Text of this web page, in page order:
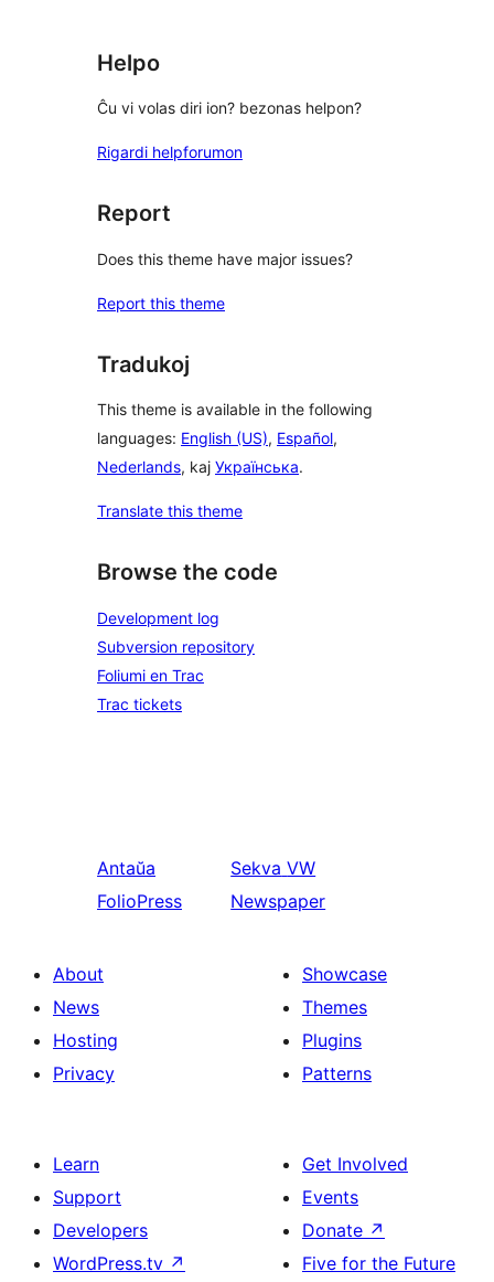
Helpo
Ĉu vi volas diri ion? bezonas helpon?
Rigardi helpforumon
Report
Does this theme have major issues?
Report this theme
Tradukoj
This theme is available in the following
languages: English (US), Español,
Nederlands, kaj Українська.
Translate this theme
Browse the code
Development log
Subversion repository
Foliumi en Trac
Trac tickets
Antaŭa
FolioPress
Sekva VW
Newspaper
About
News
Hosting
Privacy
Showcase
Themes
Plugins
Patterns
Learn
Support
Developers
WordPress.tv ↗
Get Involved
Events
Donate ↗
Five for the Future